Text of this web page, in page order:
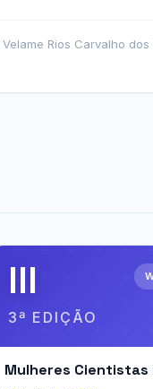
Rios Carvalho
III
3ª EDIÇÃO
Mulheres Cientistas